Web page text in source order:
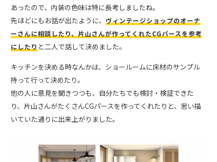
あったので、内装の色味は特に長考しましたね。
先ほどにもお話が出たように、ヴィンテージショップのオーナ
ーさんに相談したり、片山さんが作ってくれたCGパースを参考
にしたりと二人で話して決めました。
キッチンを決める時なんかは、ショールームに床材のサンプル
持って行って決めたり。
他の人に意見を聞きつつも、自分たちでも検討・検証できた
り、片山さんがたくさんCGパースを作ってくれたりと、思い描
いていた通りに出来上がりました。